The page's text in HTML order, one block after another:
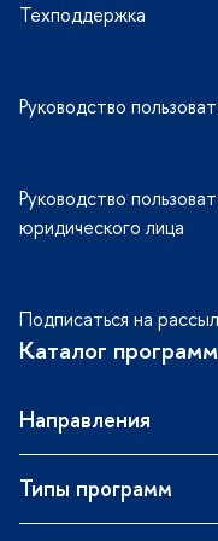
Техподдержка
Руководство
Руководство
юридического лица
Подписаться на
Каталог программ
Направления
Типы программ